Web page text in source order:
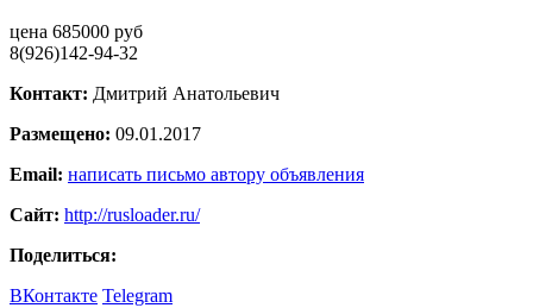
цена 685000 руб
8(926)142-94-32
Контакт: Дмитрий Анатольевич
Размещено: 09.01.2017
Email: написать письмо автору объявления
Сайт: http://rusloader.ru/
Поделиться:
ВКонтакте Telegram